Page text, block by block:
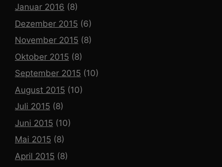
Januar 2016 (8)
Dezember 2015 (6)
November 2015 (8)
Oktober 2015 (8)
September 2015 (10)
August 2015 (10)
Juli 2015 (8)
Juni 2015 (10)
Mai 2015 (8)
April 2015 (8)